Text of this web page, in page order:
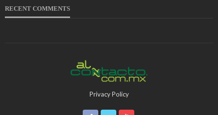
RECENT COMMENTS
Privacy Policy